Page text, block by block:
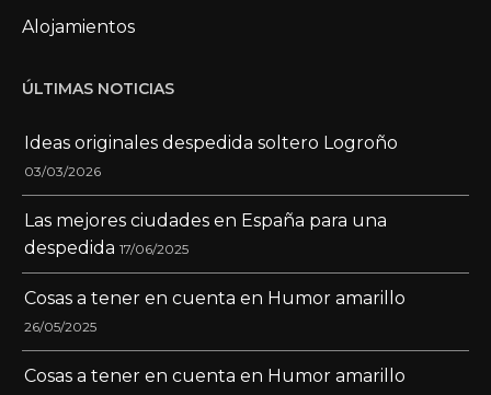
Alojamientos
ÚLTIMAS NOTICIAS
Ideas originales despedida soltero Logroño
03/03/2026
Las mejores ciudades en España para una
despedida 17/06/2025
Cosas a tener en cuenta en Humor amarillo
26/05/2025
Cosas a tener en cuenta en Humor amarillo